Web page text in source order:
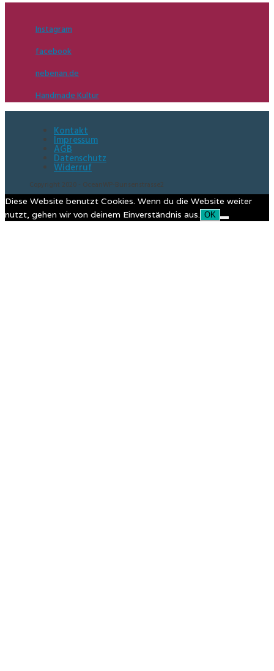
Instagram
facebook
nebenan.de
Handmade Kultur
Kontakt
Impressum
AGB
Datenschutz
Widerruf
Copyright 2020 - OceanWP-Bunsenstrasse2
Diese Website benutzt Cookies. Wenn du die Website weiter
nutzt, gehen wir von deinem Einverständnis aus. OK